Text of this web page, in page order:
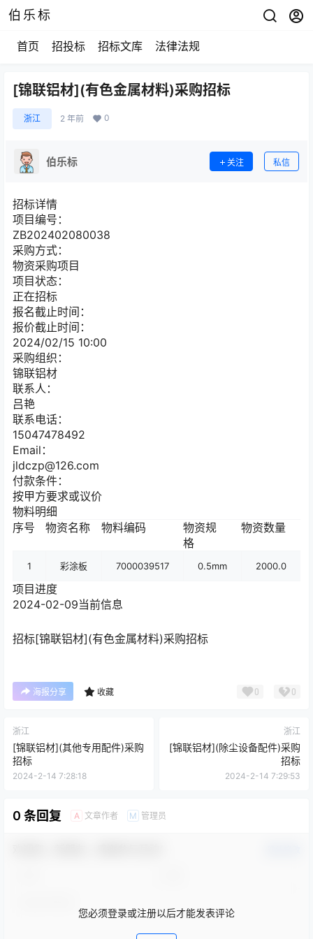
伯乐标
首页 招投标 招标文库 法律法规
[锦联铝材](有色金属材料)采购招标
浙江 2 年前 0
伯乐标 关注 私信
招标详情
项目编号：
ZB202402080038
采购方式：
物资采购项目
项目状态：
正在招标
报名截止时间：
报价截止时间：
2024/02/15 10:00
采购组织：
锦联铝材
联系人：
吕艳
联系电话：
15047478492
Email：
jldczp@126.com
付款条件：
按甲方要求或议价
物料明细
序号
物资名称 物料编码
物资规
格
物资数量
1 彩涂板 7000039517 0.5mm 2000.0
项目进度
2024-02-09当前信息
招标[锦联铝材](有色金属材料)采购招标
海报分享 收藏 0 0
浙江
[锦联铝材](其他专用配件)采购
招标
2024-2-14 7:28:18
浙江
[锦联铝材](除尘设备配件)采购
招标
2024-2-14 7:29:53
0 条回复 A 文章作者 M 管理员
您必须登录或注册以后才能发表评论